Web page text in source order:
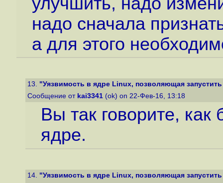
надо сначала
а для этого
13. "Уязвимость в ядре Linux, позволяющая
Сообщение от kai3341 (ok) on 22-Фев-16, 13:18
Вы так говорите, как
ядре.
14. "Уязвимость в ядре Linux, позволяющая